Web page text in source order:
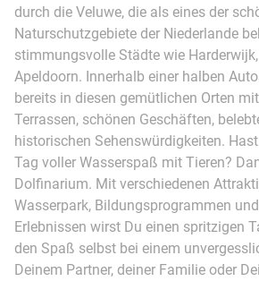
durch die Veluwe, die als eines der
Naturschutzgebiete der Niederlande
stimmungsvolle Städte wie
Apeldoorn. Innerhalb einer halben
bereits in diesen gemütlichen Orten
Terrassen, schönen Geschäften,
historischen Sehenswürdigkeiten.
Tag voller Wasserspaß mit Tieren?
Dolfinarium. Mit verschiedenen
Wasserpark, Bildungsprogrammen
Erlebnissen wirst Du einen spritzigen
den Spaß selbst bei einem
Deinem Partner, deiner Familie oder